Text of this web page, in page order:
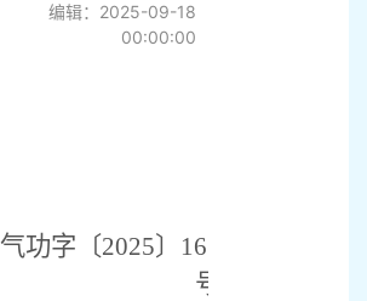
编辑：2025-09-18
00:00:00
气功字〔2025〕 161
号